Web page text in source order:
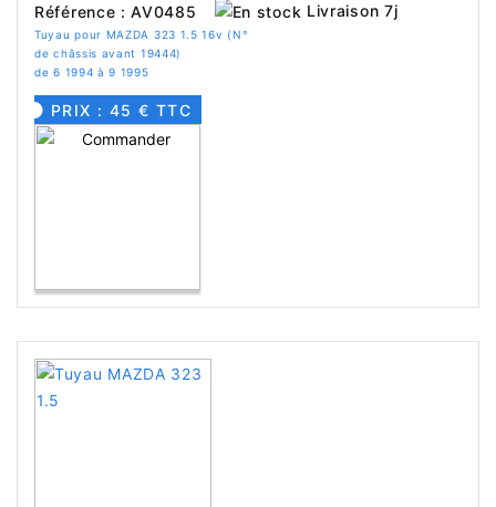
Référence : AV0485 Livraison 7j
Tuyau pour MAZDA 323 1.5 16v (N°
de châssis avant 19444)
de 6 1994 à 9 1995
PRIX : 45 € TTC